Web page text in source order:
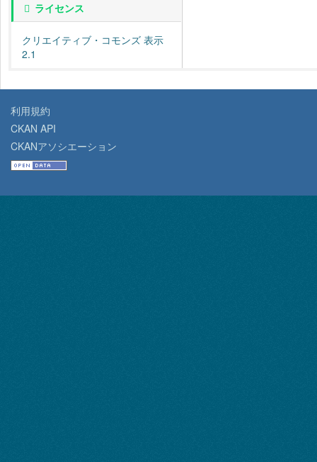
ライセンス
クリエイティブ・コモンズ 表示
2.1
利用規約
CKAN API
CKANアソシエーション